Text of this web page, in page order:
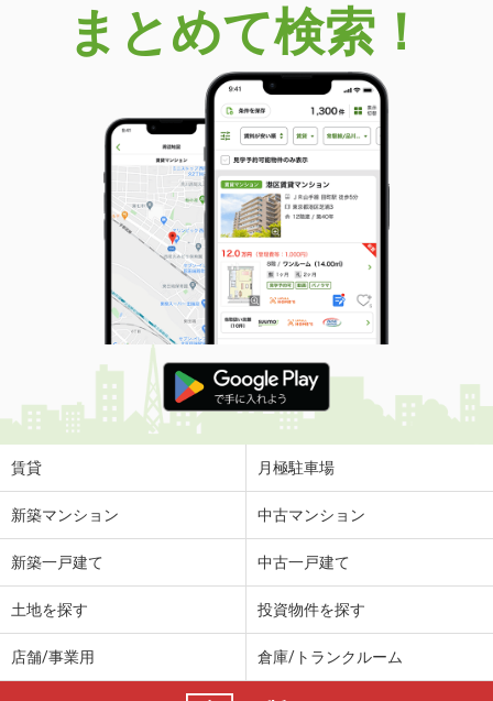
まとめて検索！
賃貸 月極駐車場
新築マンション 中古マンション
新築一戸建て 中古一戸建て
土地を探す 投資物件を探す
店舗/事業用 倉庫/トランクルーム